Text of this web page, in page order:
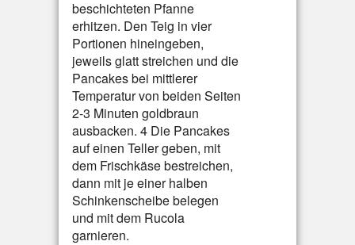
beschichteten Pfanne
erhitzen. Den Teig in vier
Portionen hineingeben,
jeweils glatt streichen und die
Pancakes bei mittlerer
Temperatur von beiden Seiten
2-3 Minuten goldbraun
ausbacken. 4 Die Pancakes
auf einen Teller geben, mit
dem Frischkäse bestreichen,
dann mit je einer halben
Schinkenscheibe belegen
und mit dem Rucola
garnieren.